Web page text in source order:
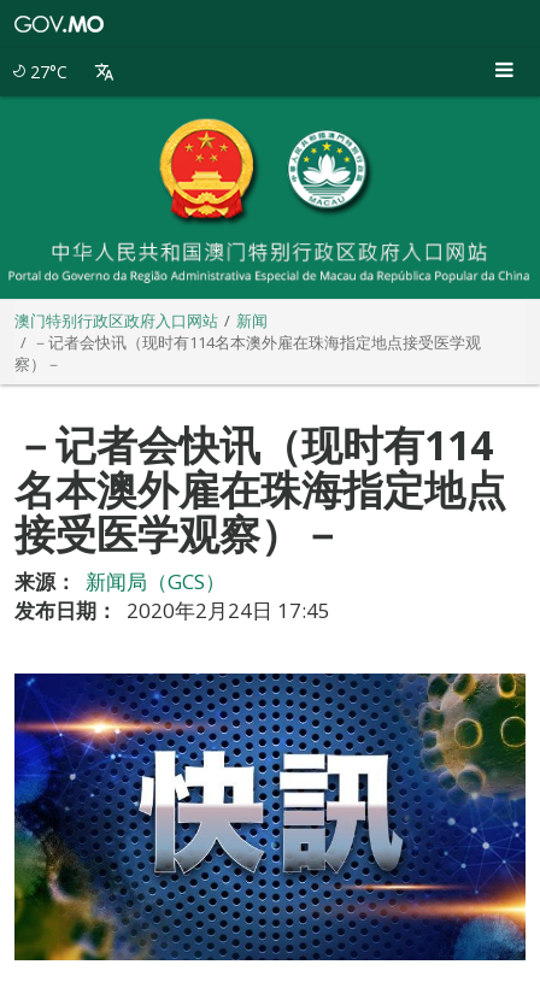
27°C
澳门特别行政区政府入口网站
新闻
－记者会快讯（现时有114名本澳外雇在珠海指定地点接受医学观
察）－
－记者会快讯（现时有114
名本澳外雇在珠海指定地点
接受医学观察）－
来源：
新闻局（GCS）
发布日期：
2020年2月24日 17:45